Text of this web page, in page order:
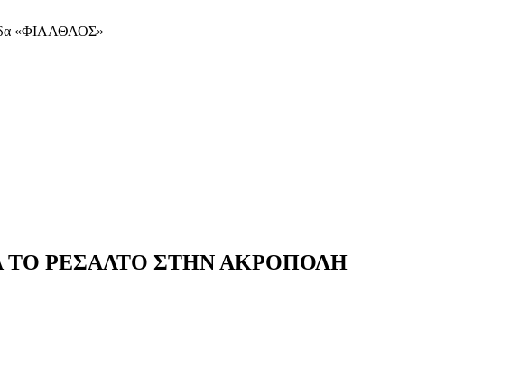
«ΦΙΛΑΘΛΟΣ»
ΤΟ ΡΕΣΑΛΤΟ ΣΤΗΝ ΑΚΡΟΠΟΛΗ